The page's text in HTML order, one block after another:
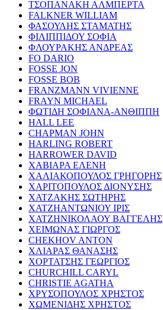
ΤΣΟΠΑΝΑΚΗ ΑΛΜΠΕΡΤΑ
FALKNER WILLIAM
ΦΑΣΟΥΛΗΣ ΣΤΑΜΑΤΗΣ
ΦΙΛΙΠΠΙΔΟΥ ΣΟΦΙΑ
ΦΛΟΥΡΑΚΗΣ ΑΝΔΡΕΑΣ
FO DARIO
FOSSE JON
FOSSE BOB
FRANZMANN VIVIENNE
FRAYN MICHAEL
ΦΩΤΙΔΗ ΣΟΦΙΑΝΑ-ΑΝΘΙΠΠΗ
HALL LEE
CHAPMAN JOHN
HARLING ROBERT
HARROWER DAVID
ΧΑΒΙΑΡΑ ΕΛΕΝΗ
ΧΑΛΙΑΚΟΠΟΥΛΟΣ ΓΡΗΓΟΡΗΣ
ΧΑΡΙΤΟΠΟΥΛΟΣ ΔΙΟΝΥΣΗΣ
ΧΑΤΖΑΚΗΣ ΣΩΤΗΡΗΣ
ΧΑΤΖΗΑΝΤΩΝΙΟΥ ΙΡΙΣ
ΧΑΤΖΗΝΙΚΟΛΑΟΥ ΒΑΓΓΕΛΗΣ
ΧΕΙΜΩΝΑΣ ΓΙΩΡΓΟΣ
CHEKHOV ANTON
ΧΛΙΑΡΑΣ ΘΑΝΑΣΗΣ
ΧΟΡΤΑΤΣΗΣ ΓΕΩΡΓΙΟΣ
CHURCHILL CARYL
CHRISTIE AGATHA
ΧΡΥΣΟΠΟΥΛΟΣ ΧΡΗΣΤΟΣ
ΧΩΜΕΝΙΔΗΣ ΧΡΗΣΤΟΣ